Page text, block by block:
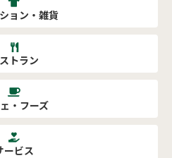
ョン・雑貨
トラン
・フーズ
ービス